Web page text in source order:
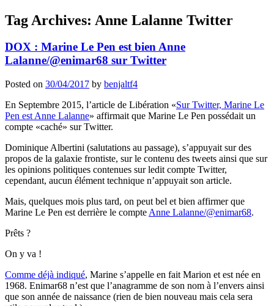
Tag Archives: Anne Lalanne Twitter
DOX : Marine Le Pen est bien Anne
Lalanne/@enimar68 sur Twitter
Posted on 30/04/2017 by benjaltf4
En Septembre 2015, l’article de Libération «Sur Twitter, Marine Le
Pen est Anne Lalanne» affirmait que Marine Le Pen possédait un
compte «caché» sur Twitter.
Dominique Albertini (salutations au passage), s’appuyait sur des
propos de la galaxie frontiste, sur le contenu des tweets ainsi que sur
les opinions politiques contenues sur ledit compte Twitter,
cependant, aucun élément technique n’appuyait son article.
Mais, quelques mois plus tard, on peut bel et bien affirmer que
Marine Le Pen est derrière le compte Anne Lalanne/@enimar68.
Prêts ?
On y va !
Comme déjà indiqué, Marine s’appelle en fait Marion et est née en
1968. Enimar68 n’est que l’anagramme de son nom à l’envers ainsi
que son année de naissance (rien de bien nouveau mais cela sera